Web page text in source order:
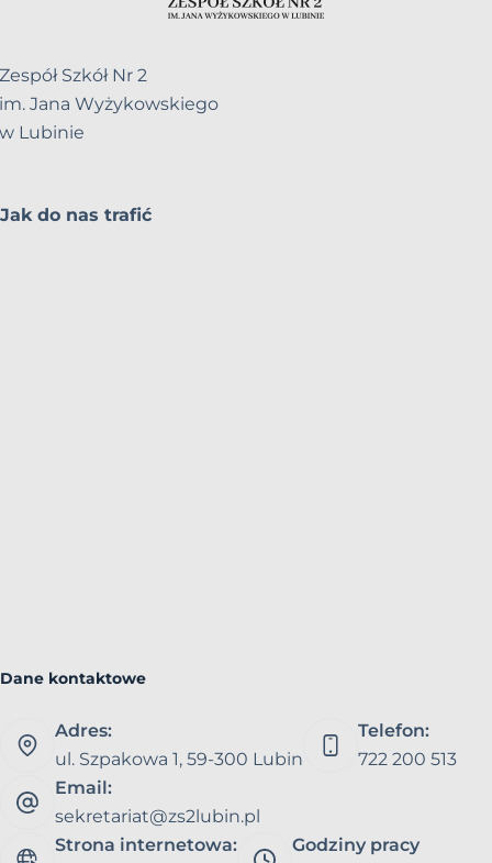
Zespół Szkół Nr 2
im. Jana Wyżykowskiego
w Lubinie
Jak do nas trafić
Dane kontaktowe
Adres:
ul. Szpakowa 1, 59-300 Lubin
Telefon:
722 200 513
Email:
sekretariat@zs2lubin.pl
Strona internetowa:
Godziny pracy